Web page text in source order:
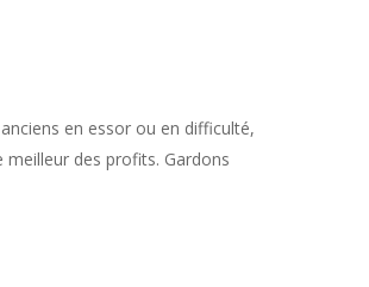
en essor ou en difficulté,
des profits. Gardons